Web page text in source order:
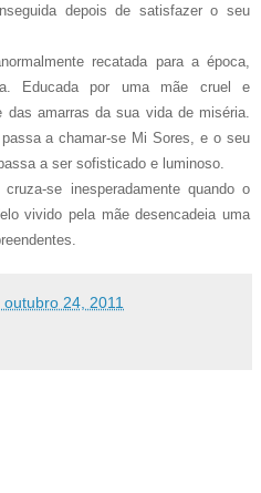
depois de satisfazer o seu
recatada para a época,
Educada por uma mãe cruel e
das amarras da sua vida de miséria.
a chamar-se Mi Sores, e o seu
a ser sofisticado e luminoso.
se inesperadamente quando o
vivido pela mãe desencadeia uma
24, 2011